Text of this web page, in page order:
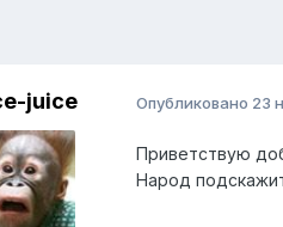
juice Опубликовано 23
Приветствую
Народ